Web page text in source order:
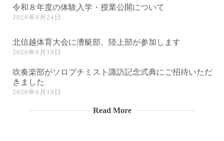
令和８年度の体験入学・授業公開について
2026年6月24日
北信越体育大会に漕艇部、陸上部が参加します
2026年6月19日
吹奏楽部がソロプチミスト諏訪記念式典にご招待いただ
きました
2026年6月19日
Read More